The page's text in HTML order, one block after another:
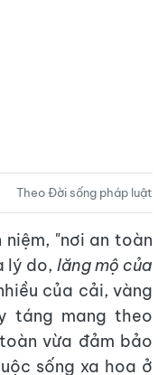
Theo Đời sống pháp luật
niệm, "nơi an toàn
lý do, lăng mộ của
của cải, vàng
táng mang theo
vừa đảm bảo
sống xa hoa ở